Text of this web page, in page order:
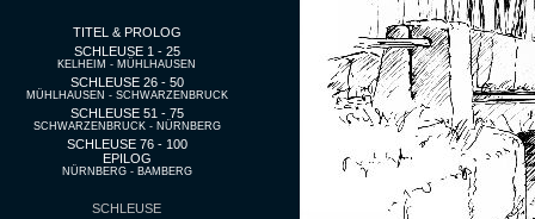
TITEL & PROLOG
SCHLEUSE 1 - 25
KELHEIM - MÜHLHAUSEN
SCHLEUSE 26 - 50
MÜHLHAUSEN - SCHWARZENBRUCK
SCHLEUSE 51 - 75
SCHWARZENBRUCK - NÜRNBERG
SCHLEUSE 76 - 100
EPILOG
NÜRNBERG - BAMBERG
SCHLEUSE